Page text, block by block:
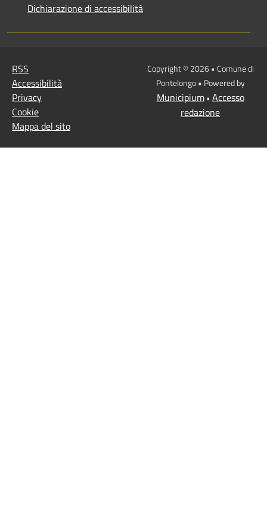
Dichiarazione di accessibilità
RSS
Accessibilità
Privacy
Cookie
Mappa del sito
Copyright © 2026 • Comune di
Pontelongo • Powered by
Municipium• Accesso
redazione